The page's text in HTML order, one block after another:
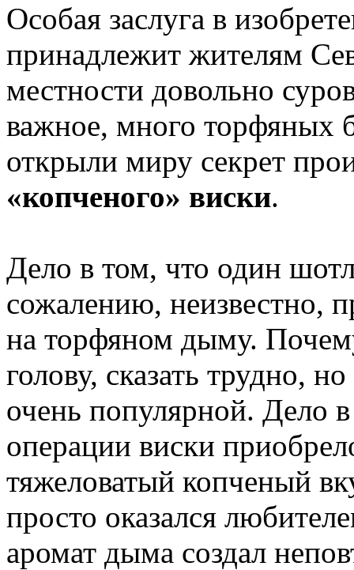
Особая заслуга в
принадлежит жителям
местности довольно
важное, много торфяных
открыли миру секрет
«копченого» виски.
Дело в том, что один
сожалению, неизвестно,
на торфяном дыму.
голову, сказать трудно,
очень популярной. Дело
операции виски
тяжеловатый копченый
просто оказался
аромат дыма создал